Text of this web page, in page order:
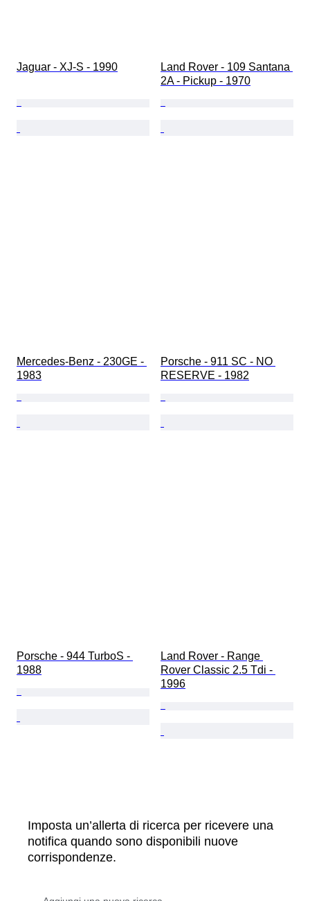
Jaguar - XJ-S - 1990
Land Rover - 109 Santana
2A - Pickup - 1970
Mercedes-Benz - 230GE -
1983
Porsche - 911 SC - NO
RESERVE - 1982
Porsche - 944 TurboS -
1988
Land Rover - Range
Rover Classic 2.5 Tdi -
1996
Imposta un’allerta di ricerca per ricevere una
notifica quando sono disponibili nuove
corrispondenze.